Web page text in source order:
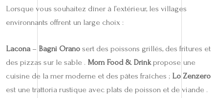
Lorsque vous souhaitez dîner à l’extérieur, les villages
environnants offrent un large choix :
Lacona– Bagni Orano sert des poissons grillés, des fritures et
des pizzas sur le sable . Mom Food & Drinkpropose une
cuisine de la mer moderne et des pâtes fraîches ; Lo Zenzero
est une trattoria rustique avec plats de poisson et de viande .